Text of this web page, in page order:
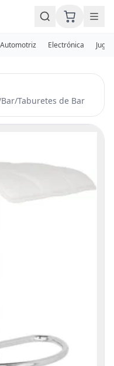
Automotriz Electrónica
Bar/Taburetes de Bar